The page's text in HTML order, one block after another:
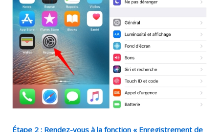
Étape 2 : Rendez-vous à la fonction « Enregistrement de